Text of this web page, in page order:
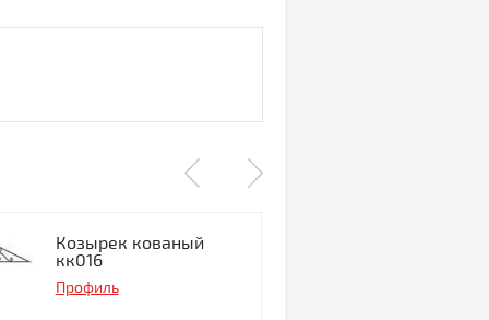
Козырек кованый
кк016
Профиль